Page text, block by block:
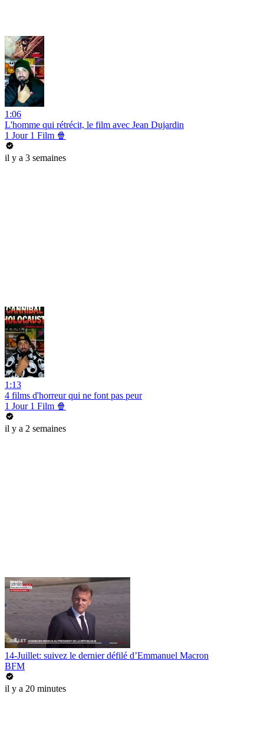
1:06
L'homme qui rétrécit, le film avec Jean Dujardin
1 Jour 1 Film 🍿
il y a 3 semaines
1:13
4 films d'horreur qui ne font pas peur
1 Jour 1 Film 🍿
il y a 2 semaines
14-Juillet: suivez le dernier défilé d’Emmanuel Macron
BFM
il y a 20 minutes